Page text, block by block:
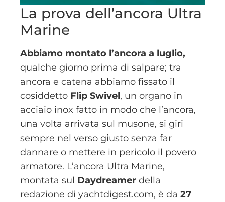
La prova dell’ancora Ultra
Marine
Abbiamo montato l’ancora a luglio,
qualche giorno prima di salpare; tra
ancora e catena abbiamo fissato il
cosiddetto Flip Swivel, un organo in
acciaio inox fatto in modo che l’ancora,
una volta arrivata sul musone, si giri
sempre nel verso giusto senza far
dannare o mettere in pericolo il povero
armatore. L’ancora Ultra Marine,
montata sul Daydreamer della
redazione di yachtdigest.com, è da 27